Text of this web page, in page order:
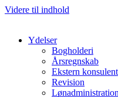
Videre til indhold
Ydelser
Bogholderi
Årsregnskab
Ekstern konsulent
Revision
Lønadministration